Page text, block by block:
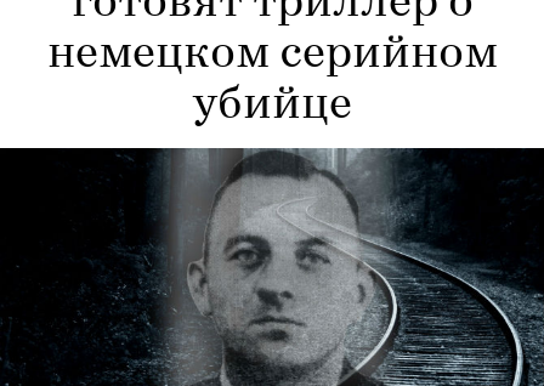
EVENTS ARCHIVE
немецком серийном
убийце